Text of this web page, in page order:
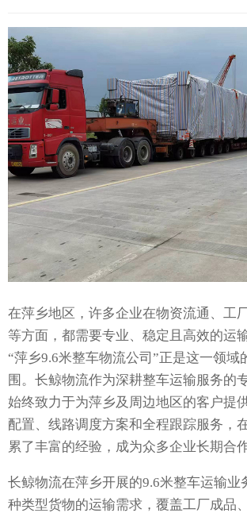
在萍乡地区，许多企业在物资流通、工
等方面，都需要专业、稳定且高效的运
“萍乡9.6米整车物流公司”正是这一领域
围。长鲸物流作为深耕整车运输服务的
始终致力于为萍乡及周边地区的客户提
配置、线路调度方案和全程跟踪服务，
累了丰富的经验，成为众多企业长期合
长鲸物流在萍乡开展的9.6米整车运输业
种类型货物的运输需求，覆盖工厂成品